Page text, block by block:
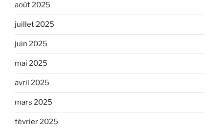
août 2025
juillet 2025
juin 2025
mai 2025
avril 2025
mars 2025
février 2025